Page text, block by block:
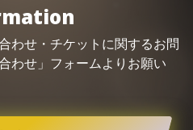
わせ・ チケット に関するお問
わせ」フォームよりお願い